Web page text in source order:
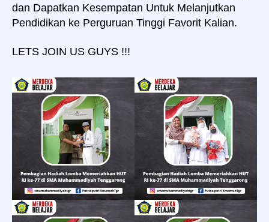
dan Dapatkan Kesempatan Untuk Melanjutkan
Pendidikan ke Perguruan Tinggi Favorit Kalian.
LETS JOIN US GUYS !!!